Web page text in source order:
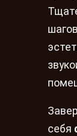
себя